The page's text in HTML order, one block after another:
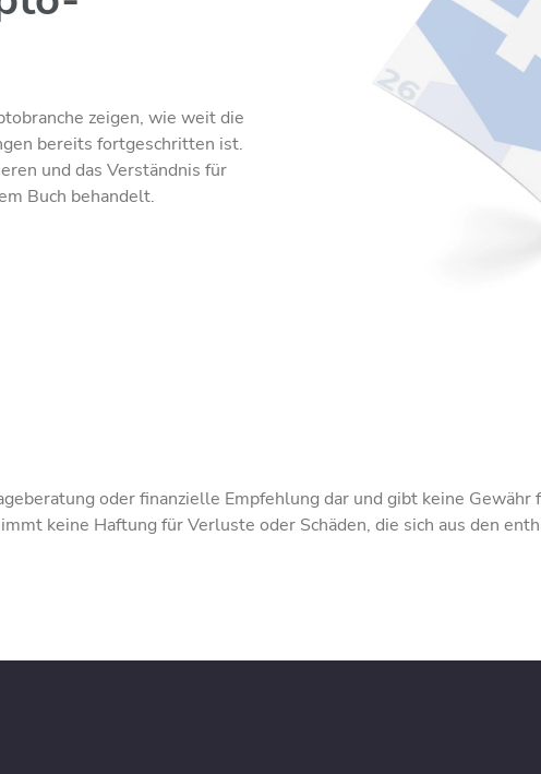
zeigen, wie weit die
bereits fortgeschritten ist.
und das Verständnis für
Buch behandelt.
oder finanzielle Empfehlung dar und gibt keine
keine Haftung für Verluste oder Schäden, die sich aus den